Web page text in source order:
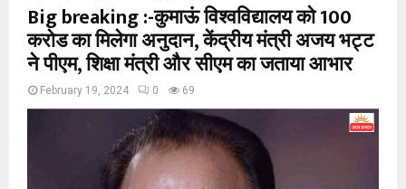
Big breaking :-कुमाऊं विश्वविद्यालय को 100
करोड का मिलेगा अनुदान, केंद्रीय मंत्री अजय भट्ट
ने पीएम, शिक्षा मंत्री और सीएम का जताया आभार
February 19, 2024 0 69